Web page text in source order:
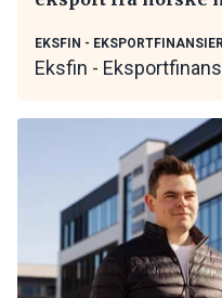
EKSFIN -
Eksfin -